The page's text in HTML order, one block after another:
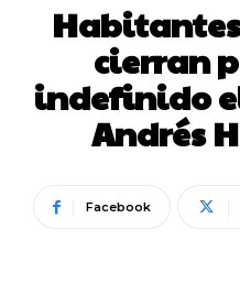
cierran
indefinido
Andrés
Facebook